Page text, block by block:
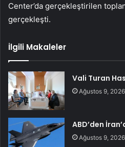
Center’da gerçekleştirilen
gerçekleşti.
İlgili Makaleler
Vali Turan
Ağustos 9, 2026
ABD’den
Ağustos 9, 2026